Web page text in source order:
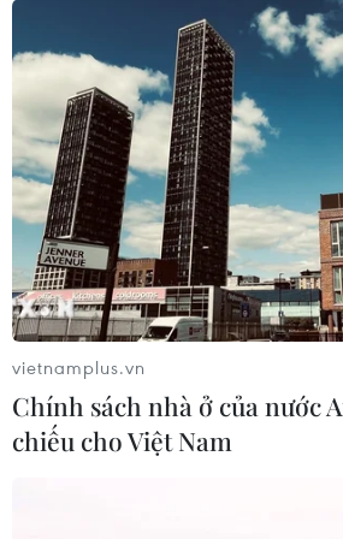
Bất chấp nắng nóng kỷ lục, du
châu Á vẫn đổ sang châu Âu
05/08/2026 23:27
Đâm dao ở trung tâm London,
nữ nghi phạm bị bắt giữ
05/08/2026 15:07
vietnamplus.vn
Chính sách nhà ở của nước
chiếu cho Việt Nam